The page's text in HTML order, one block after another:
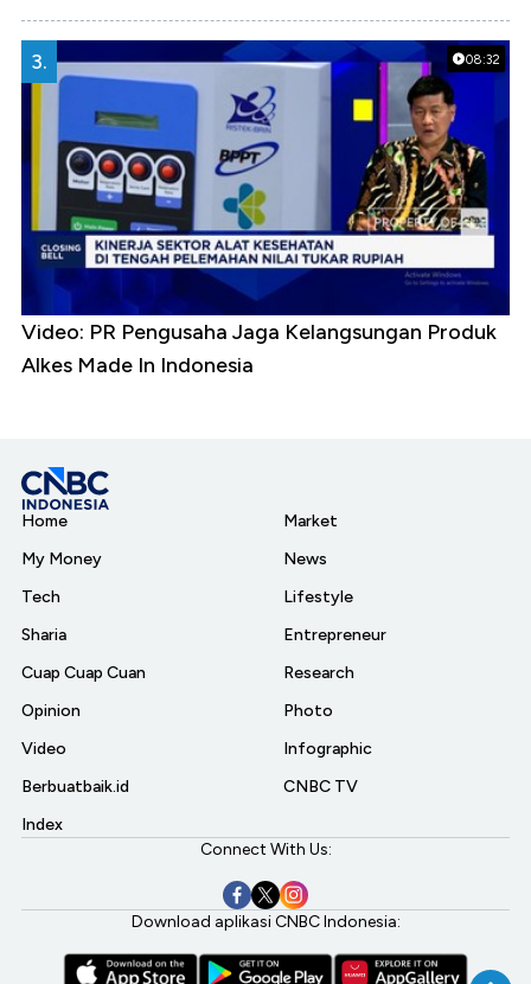
08:32
3.
Video: PR Pengusaha Jaga Kelangsungan Produk
Alkes Made In Indonesia
Home
My Money
Tech
Sharia
Cuap Cuap Cuan
Opinion
Video
Berbuatbaik.id
Index
Market
News
Lifestyle
Entrepreneur
Research
Photo
Infographic
CNBC TV
Connect With Us:
Download aplikasi CNBC Indonesia: